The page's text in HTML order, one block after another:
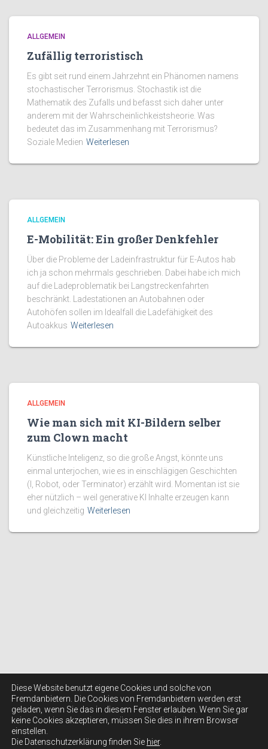
ALLGEMEIN
Zufällig terroristisch
Es gibt seit rund einem Jahrzehnt ein Phänomen namens
stochastischer Terrorismus. Stochastik ist die
Mathematik des Zufalls und befasst sich daher unter
anderem mit der Wahrscheinlichkeistsheorie. Was
bedeutet das im Zusammenhang mit Terrorismus?
Soziale Medien Weiterlesen
ALLGEMEIN
E-Mobilität: Ein großer Denkfehler
Über die Probleme der Ladeinfrastruktur für E-Autos hab
ich ja schon mehrmals geschrieben. Dabei habe ich mich
auf die Ladeproblematik bei Langstreckenfahrten
beschränkt. Ladestationen an Autobahnen oder
Autohöfen sollen im Idealfall die Ladefähigkeit des
Autoakkus Weiterlesen
ALLGEMEIN
Wie man sich mit KI-Bildern selber
zum Clown macht
Künstliche Inteligenz, so die große Angst, könnte uns
einmal unterjochen, wie es in einschlägigen Geschichten
(I, Robot, oder Terminator) erzählt wird. Momentan ist sie
eher nützlich – weil generative KI Inhalte erzeugen kann
und gleichzeitig Weiterlesen
Diese Website benutzt eigene Cookies und solche von
Fremdanbietern. Die Cookies von Fremdanbietern werden erst
geladen, wenn Sie das in diesem Fenster erlauben. Wenn Sie gar
keine Cookies akzeptieren, müssen Sie dies in ihrem Browser
einstellen.
Die Datenschutzerklärung finden Sie hier.